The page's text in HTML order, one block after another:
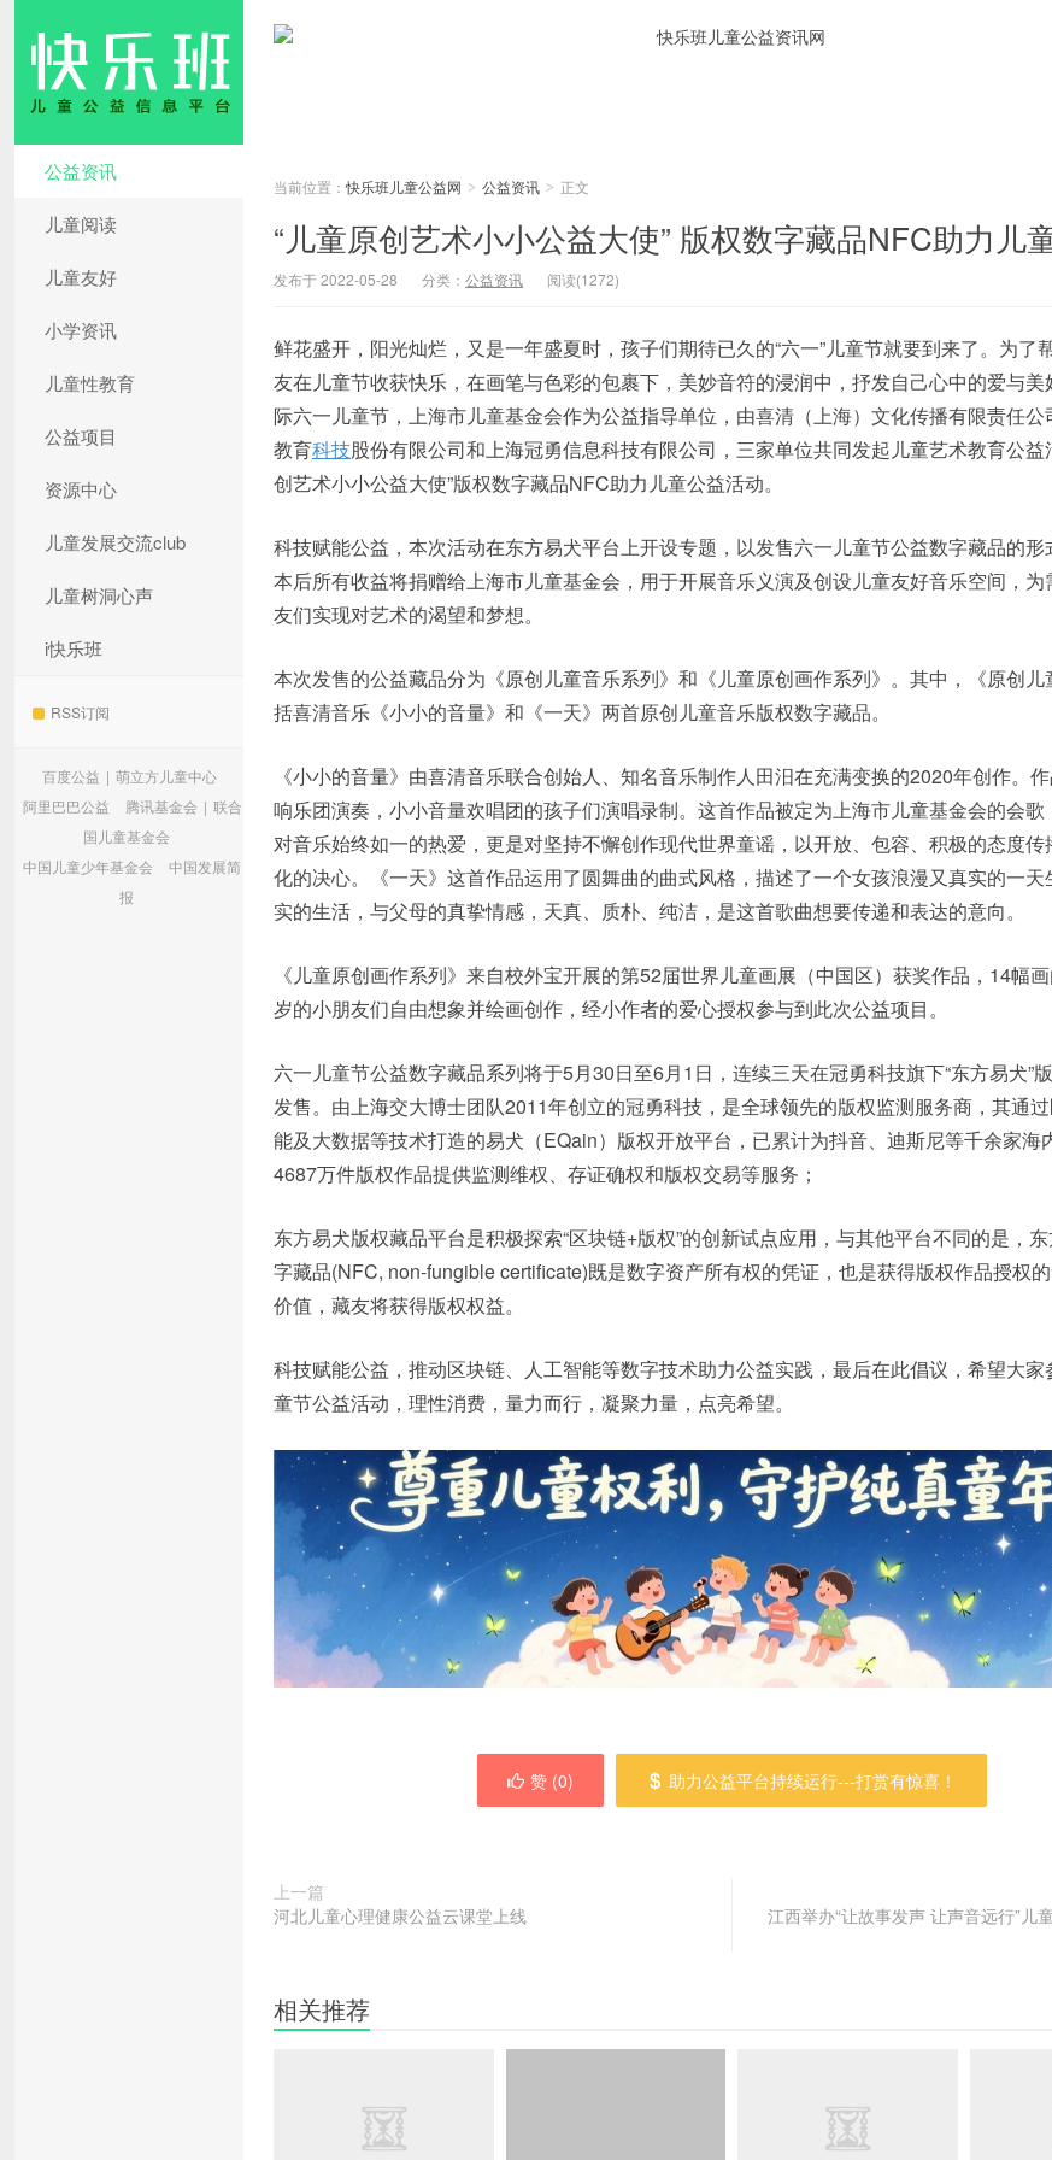
公益资讯
儿童阅读
儿童友好
小学资讯
儿童性教育
公益项目
资源中心
儿童发展交流club
儿童树洞心声
i快乐班
RSS订阅
百度公益 | 萌立方儿童中心
阿里巴巴公益
腾讯基金会 | 联合
国儿童基金会
中国儿童少年基金会
中国发展简
报
当前位置：快乐班儿童公益网 > 公益资讯 > 正文
“儿童原创艺术小小公益大使” 版权数字藏品NFC助力儿
发布于 2022-05-28 分类： 公益资讯 阅读(1272)
鲜花盛开，阳光灿烂，又是一年盛夏时，孩子们期待已久的“六一”儿童节就要到来了。为了
友在儿童节收获快乐，在画笔与色彩的包裹下，美妙音符的浸润中，抒发自己心中的爱与美
际六一儿童节，上海市儿童基金会作为公益指导单位，由喜清（上海）文化传播有限责任公
教育科技股份有限公司和上海冠勇信息科技有限公司，三家单位共同发起儿童艺术教育公
创艺术小小公益大使”版权数字藏品NFC助力儿童公益活动。
科技赋能公益，本次活动在东方易犬平台上开设专题，以发售六一儿童节公益数字藏品的
本后所有收益将捐赠给上海市儿童基金会，用于开展音乐义演及创设儿童友好音乐空间，为
友们实现对艺术的渴望和梦想。
本次发售的公益藏品分为《原创儿童音乐系列》和《儿童原创画作系列》。其中，《原创
括喜清音乐《小小的音量》和《一天》两首原创儿童音乐版权数字藏品。
《小小的音量》由喜清音乐联合创始人、知名音乐制作人田汨在充满变换的2020年创作。
响乐团演奏，小小音量欢唱团的孩子们演唱录制。这首作品被定为上海市儿童基金会的会
对音乐始终如一的热爱，更是对坚持不懈创作现代世界童谣，以开放、包容、积极的态度传
化的决心。《一天》这首作品运用了圆舞曲的曲式风格，描述了一个女孩浪漫又真实的一
实的生活，与父母的真挚情感，天真、质朴、纯洁，是这首歌曲想要传递和表达的意向。
《儿童原创画作系列》来自校外宝开展的第52届世界儿童画展（中国区）获奖作品，14幅
岁的小朋友们自由想象并绘画创作，经小作者的爱心授权参与到此次公益项目。
六一儿童节公益数字藏品系列将于5月30日至6月1日，连续三天在冠勇科技旗下“东方易犬”
发售。由上海交大博士团队2011年创立的冠勇科技，是全球领先的版权监测服务商，其通
能及大数据等技术打造的易犬（EQain）版权开放平台，已累计为抖音、迪斯尼等千余家海
4687万件版权作品提供监测维权、存证确权和版权交易等服务；
东方易犬版权藏品平台是积极探索“区块链+版权”的创新试点应用，与其他平台不同的是，
字藏品(NFC, non-fungible certificate)既是数字资产所有权的凭证，也是获得版权作品授权
价值，藏友将获得版权权益。
科技赋能公益，推动区块链、人工智能等数字技术助力公益实践，最后在此倡议，希望大
童节公益活动，理性消费，量力而行，凝聚力量，点亮希望。
赞 (0) 助力公益平台持续运行---打赏有惊喜！
上一篇
河北儿童心理健康公益云课堂上线
江西举办“让故事发声 让声音远行”儿
相关推荐